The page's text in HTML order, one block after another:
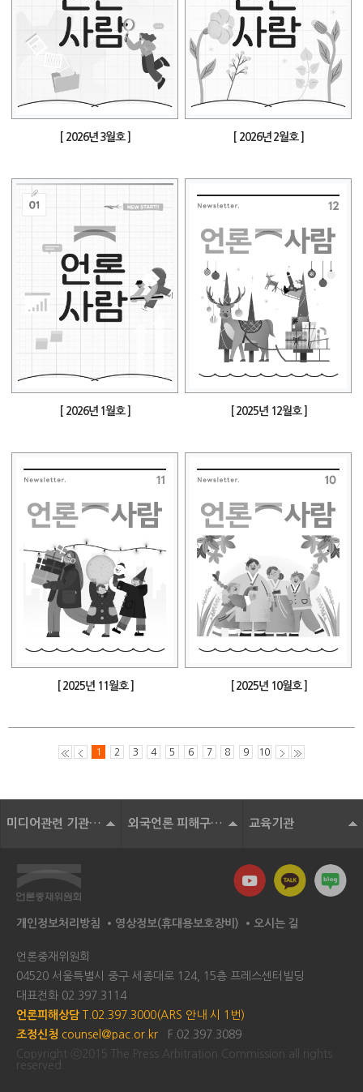
[ 2026년 3월호 ] [ 2026년 2월호 ]
[ 2026년 1월호 ] [ 2025년 12월호 ]
[ 2025년 11월호 ] [ 2025년 10월호 ]
1 2 3 4 5 6 7 8 9 10
미디어관련 기관 및 단체 외국언론 피해구제기구 교육기관
개인정보처리방침 영상정보(휴대용보호장비) 오시는 길
언론중재위원회
04520 서울특별시 중구 세종대로 124, 15층 프레스센터빌딩
대표전화 02.397.3114
언론피해상담 T.02.397.3000(ARS 안내 시 1번)
조정신청 counsel@pac.or.kr
F.02.397.3089
Copyright ⓒ2015 The Press Arbitration Commission all rights
reserved.